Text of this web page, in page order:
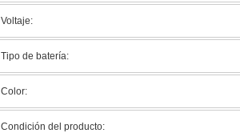
Voltaje:
Tipo de batería:
Color:
Condición del producto: